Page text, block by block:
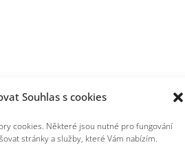
Souhlas s cookies
cookies. Některé jsou nutné pro fungování
stránky a služby, které Vám nabízím.